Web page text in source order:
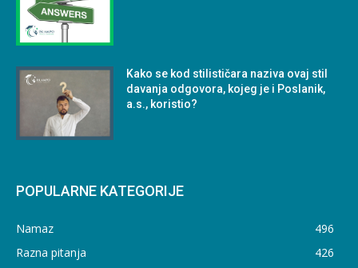
Kako se kod stilističara naziva ovaj stil
davanja odgovora, kojeg je i Poslanik,
a.s., koristio?
POPULARNE KATEGORIJE
Namaz
496
Razna pitanja
426